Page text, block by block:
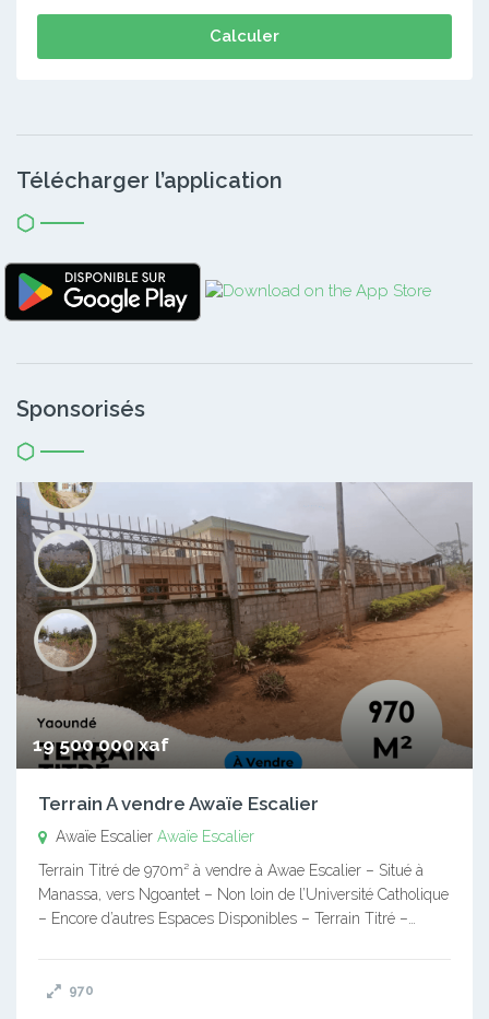
Calculer
Télécharger l’application
Sponsorisés
19 500 000 xaf
Terrain A vendre Awaïe Escalier
Awaïe Escalier Awaïe Escalier
Terrain Titré de 970m² à vendre à Awae Escalier – Situé à
Manassa, vers Ngoantet – Non loin de l’Université Catholique
– Encore d’autres Espaces Disponibles – Terrain Titré –…
970